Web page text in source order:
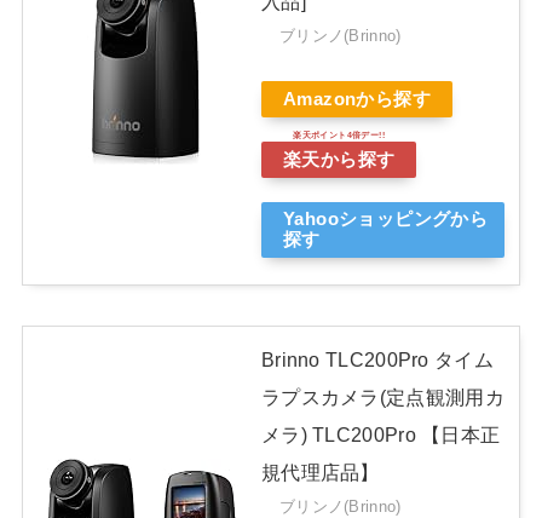
ブリンノ(Brinno)
Amazonから探す
楽天から探す
Yahooショッピングから
探す
Brinno TLC200Pro タイム
ラプスカメラ(定点観測用カ
メラ) TLC200Pro 【日本正
規代理店品】
ブリンノ(Brinno)